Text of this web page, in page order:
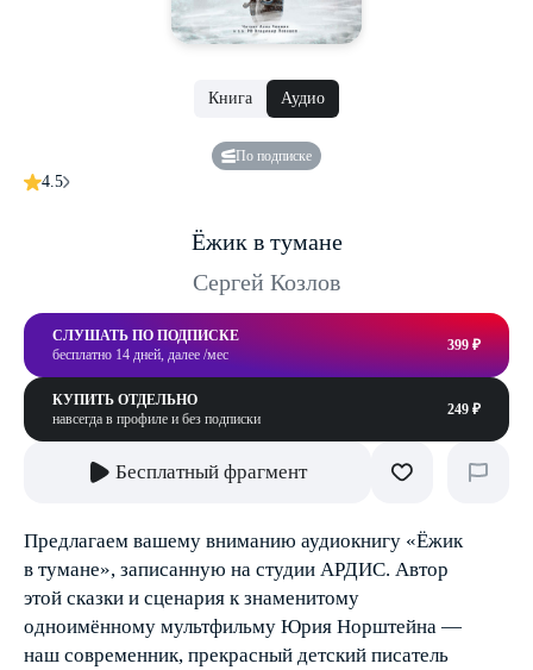
Книга Аудио
По подписке
4.5
Ёжик в тумане
Сергей Козлов
СЛУШАТЬ ПО ПОДПИСКЕ
бесплатно 14 дней, далее /мес
399 ₽
КУПИТЬ ОТДЕЛЬНО
навсегда в профиле и без подписки
249 ₽
Бесплатный фрагмент
Предлагаем вашему вниманию аудиокнигу «Ёжик
в тумане», записанную на студии АРДИС. Автор
этой сказки и сценария к знаменитому
одноимённому мультфильму Юрия Норштейна —
наш современник, прекрасный детский писатель